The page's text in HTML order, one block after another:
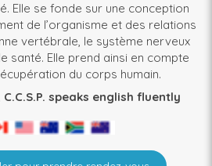
Elle se fonde sur une conception
de l’organisme et des relations
vertébrale, le système nerveux
santé. Elle prend ainsi en compte
du corps humain.
C.C.S.P. speaks english fluently